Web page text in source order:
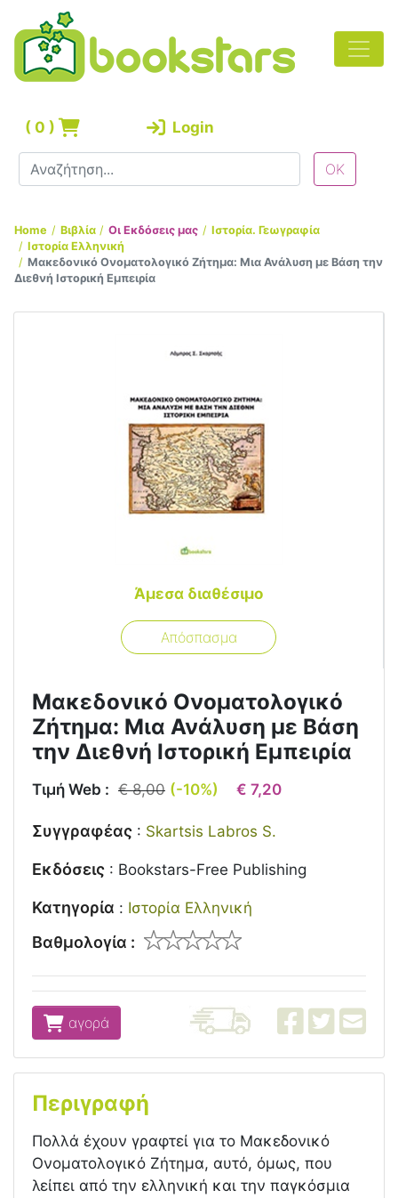
( 0 ) Login
Home Βιβλία Οι Εκδόσεις μας
Ιστορία. Γεωγραφία
Ιστορία Ελληνική
Μακεδονικό Ονοματολογικό Ζήτημα: Μια Ανάλυση με Βάση την
Διεθνή Ιστορική Εμπειρία
Άμεσα διαθέσιμο
Απόσπασμα
Μακεδονικό Ονοματολογικό
Ζήτημα: Μια Ανάλυση με Βάση
την Διεθνή Ιστορική Εμπειρία
Τιμή Web : € 8,00 (-10%) € 7,20
Συγγραφέας : Skartsis Labros S.
Εκδόσεις : Bookstars-Free Publishing
Κατηγορία : Ιστορία Ελληνική
Βαθμολογία :
αγορά
Περιγραφή
Πολλά έχουν γραφτεί για το Μακεδονικό
Ονοματολογικό Ζήτημα, αυτό, όμως, που
λείπει από την ελληνική και την παγκόσμια